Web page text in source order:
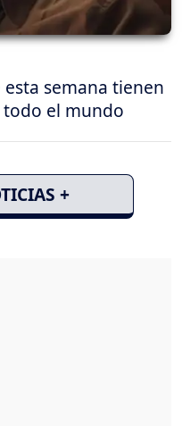
semana tienen
el mundo
+